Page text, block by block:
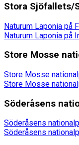
Stora Sjöfallets/
Naturum Laponia på
Naturum Laponia på
Store Mosse
Store Mosse
Store Mosse
Söderåsens
Söderåsens
Söderåsens